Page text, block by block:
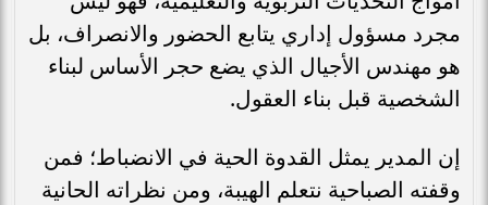
مجرد مسؤول إداري يتابع الحضور والانصراف، بل
هو مهندس الأجيال الذي يضع حجر الأساس لبناء
الشخصية قبل بناء العقول.
إن المدير يمثل القدوة الحية في الانضباط؛ فمن
وقفته الصباحية نتعلم الهيبة، ومن نظراته الحانية